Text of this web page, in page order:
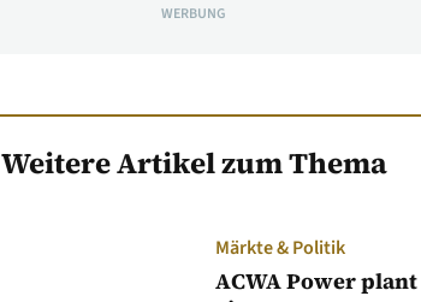
WERBUNG
Weitere Artikel zum Thema
Märkte & Politik
ACWA Power plant